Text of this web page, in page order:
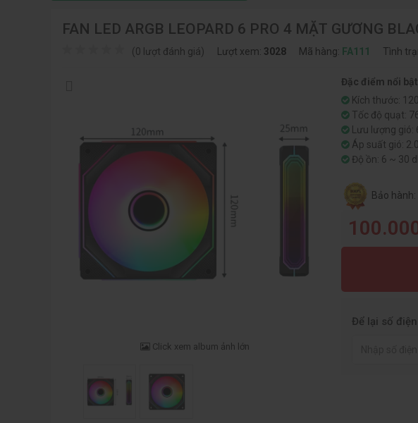
FAN LED ARGB LEOPARD 6 PRO 4 MẶT GƯƠNG
(0 lượt đánh giá) Lượt xem: 3028 Mã hàng: FA111 Tình
Click xem album ảnh lớn
Đặc điểm nổi
Kích thước:
Tốc độ quạt:
Lưu lượng gió:
Áp suất gió:
Độ ồn: 6 ~ 30
Bảo hành:
Để lại số